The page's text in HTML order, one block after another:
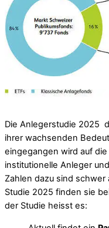
Die Anlegerstudie 2025
ihrer wachsenden
eingegangen wird auf
institutionelle Anleger
Zahlen dazu sind
Studie 2025 finden sie
der Studie heisst es: